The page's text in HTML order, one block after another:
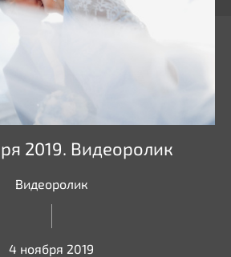
2019. Видеоролик
Видеоролик
4 ноября 2019